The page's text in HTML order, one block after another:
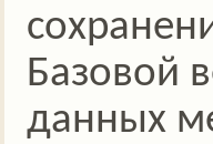
Базовой
данных